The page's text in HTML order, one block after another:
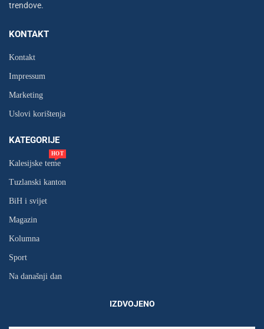
trendove.
KONTAKT
Kontakt
Impressum
Marketing
Uslovi korištenja
KATEGORIJE
Kalesijske teme
HOT
Tuzlanski kanton
BiH i svijet
Magazin
Kolumna
Sport
Na današnji dan
IZDVOJENO